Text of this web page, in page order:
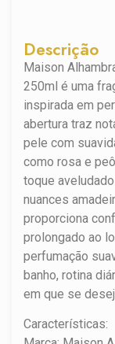
Descrição
Maison
250ml é uma
inspirada em
abertura traz
pele com
como rosa e
toque
nuances
proporciona
prolongado ao
perfumação
banho, rotina
em que se
Características: